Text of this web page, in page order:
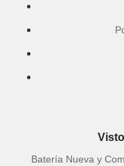
Batería Nueva y